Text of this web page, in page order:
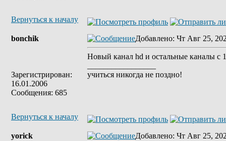
Вернуться к началу
bonchik
Зарегистрирован:
16.01.2006
Сообщения: 685
Добавлено: Чт Авг 25,
Новый канал hd и остальные каналы с
учиться никогда не поздно!
Вернуться к началу
yorick
Добавлено: Чт Авг 25,